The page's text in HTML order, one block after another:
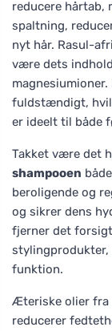
reducere hårtab,
spaltning,
nyt hår. Rasul-
være dets
fuldstændigt,
er ideelt til både
Takket være det
shampooen
beroligende og
og sikrer dens
fjerner det
stylingprodukter,
funktion.
Æteriske olier fra
reducerer